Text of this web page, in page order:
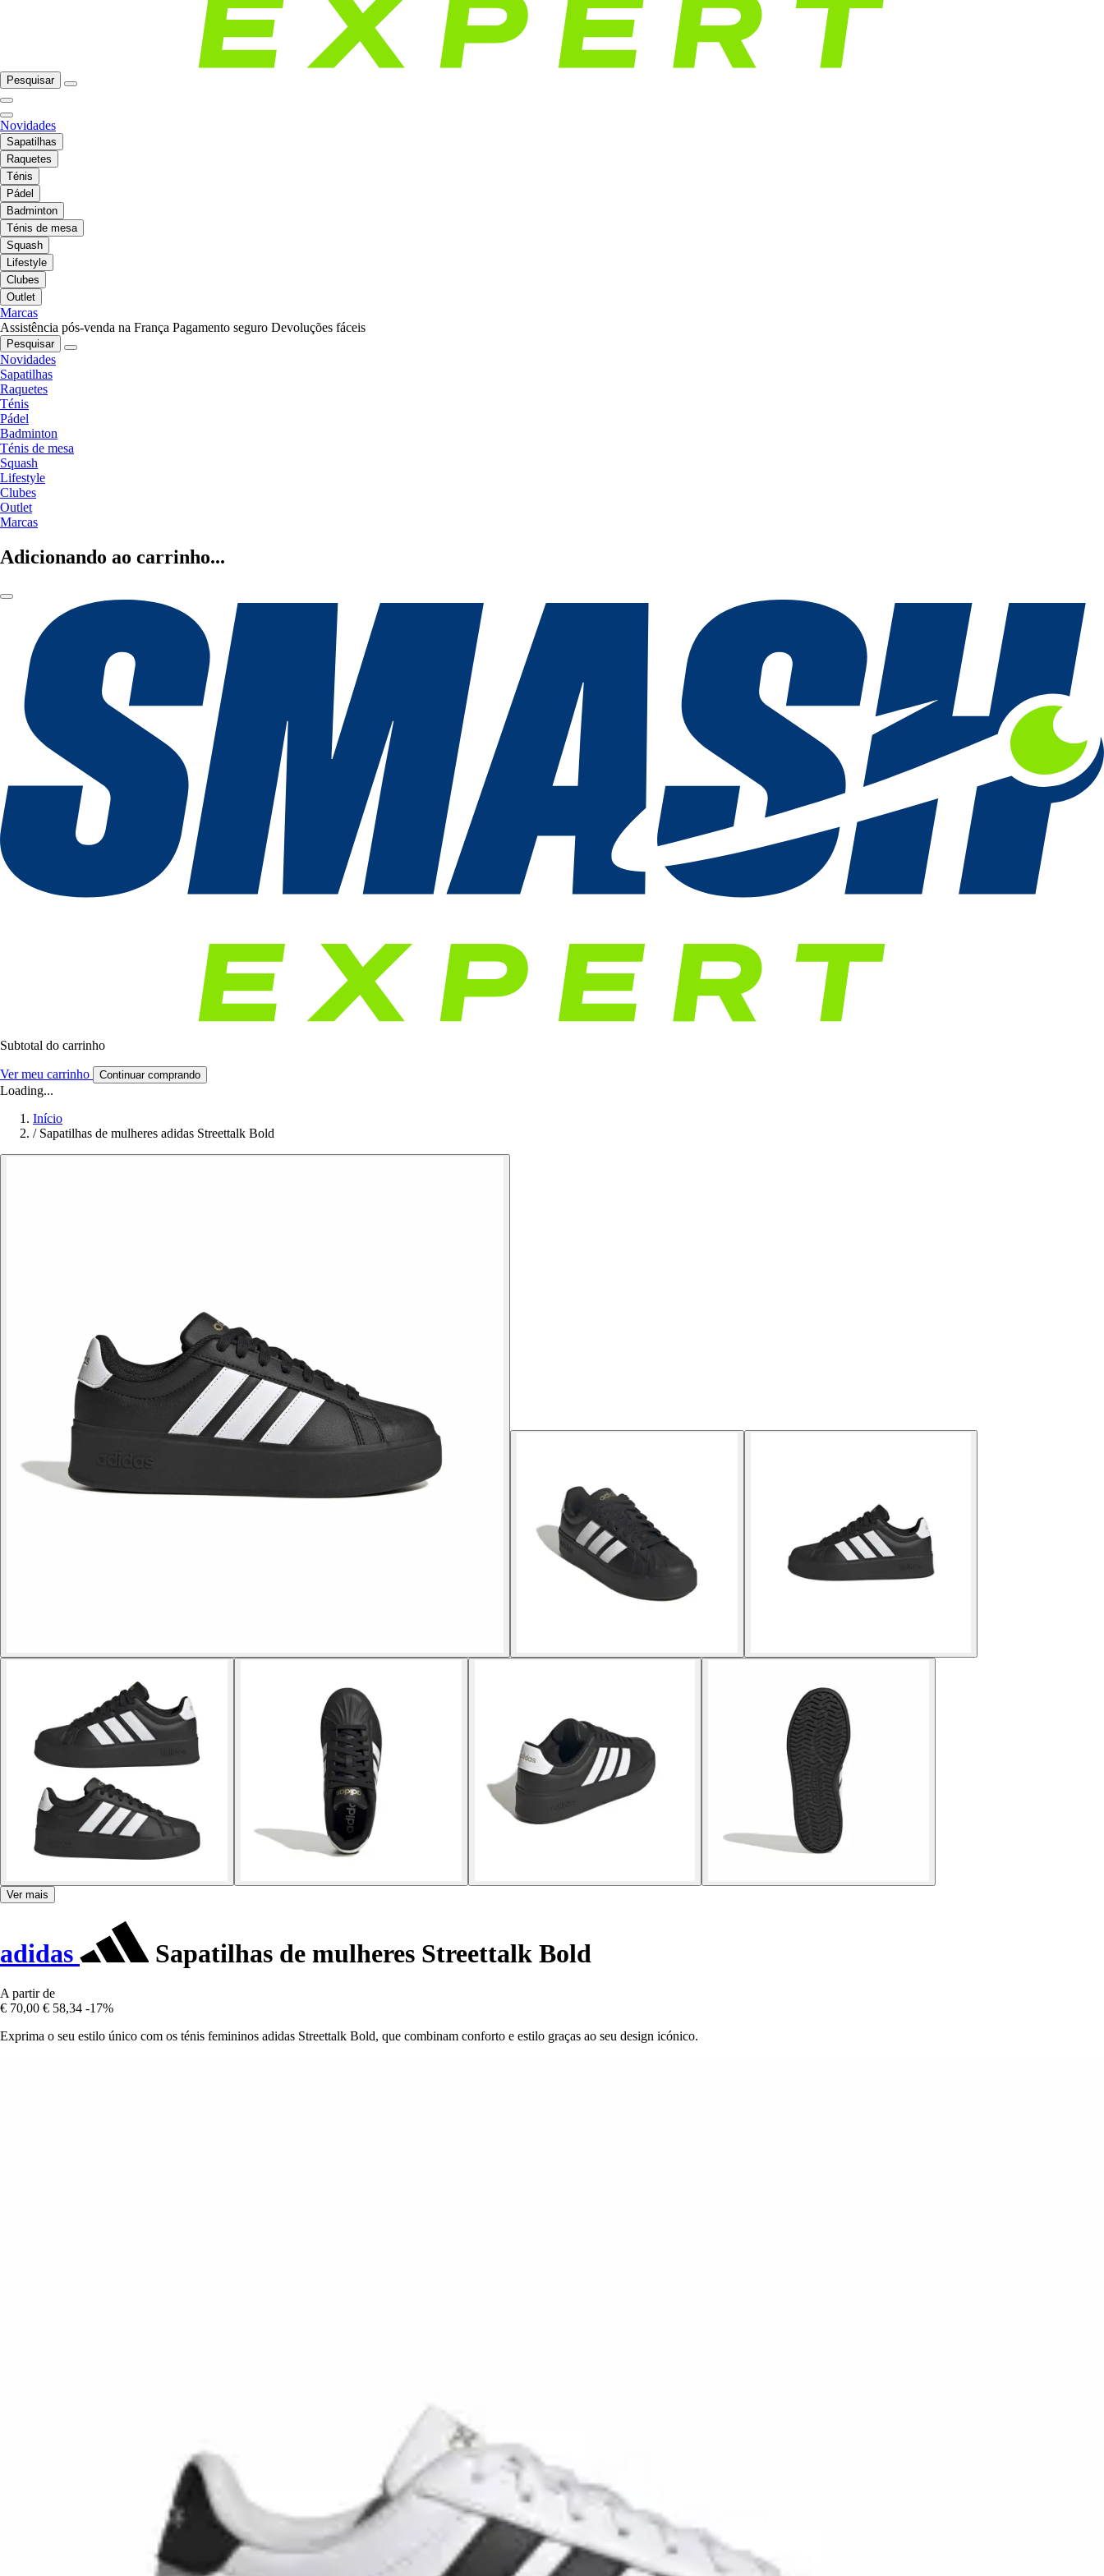
Pesquisar
Novidades
Sapatilhas
Raquetes
Ténis
Pádel
Badminton
Ténis de mesa
Squash
Lifestyle
Clubes
Outlet
Marcas
Assistência pós-venda na França Pagamento seguro Devoluções fáceis
Pesquisar
Novidades
Sapatilhas
Raquetes
Ténis
Pádel
Badminton
Ténis de mesa
Squash
Lifestyle
Clubes
Outlet
Marcas
Adicionando ao carrinho...
Subtotal do carrinho
Ver meu carrinho Continuar comprando
Loading...
Início
/ Sapatilhas de mulheres adidas Streettalk Bold
Ver mais
adidas Sapatilhas de mulheres Streettalk Bold
A partir de
€ 70,00 € 58,34 -17%
Exprima o seu estilo único com os ténis femininos adidas Streettalk Bold, que combinam conforto e estilo graças ao seu design icónico.